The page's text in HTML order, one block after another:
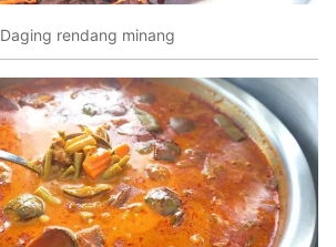
Daging rendang minang